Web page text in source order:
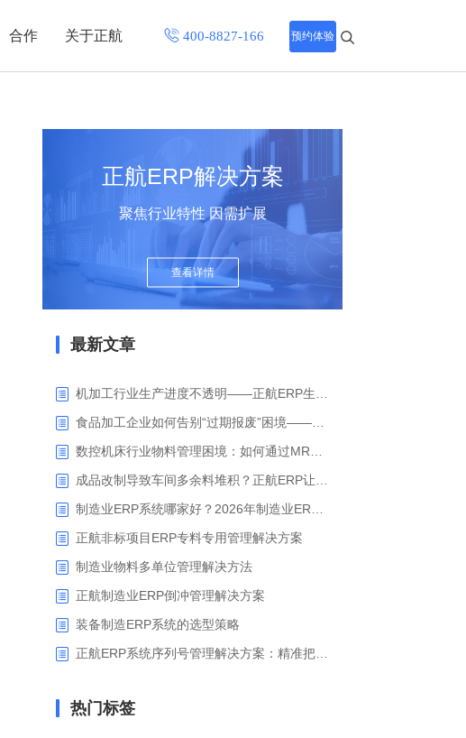
合作 关于正航
联系正航
网站导航
预约体验
正航ERP解决方案
聚焦行业特性 因需扩展
查看详情
最新文章
正航非标项目ERP专料专用管理解决方案
制造业物料多单位管理解决方法
正航制造业ERP倒冲管理解决方案
装备制造ERP系统的选型策略
热门标签